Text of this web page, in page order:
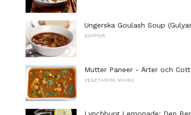
Ungerska Goulash Soup
SOPPOR
Mutter Paneer - Ärter och
VEGETARISK MAINS